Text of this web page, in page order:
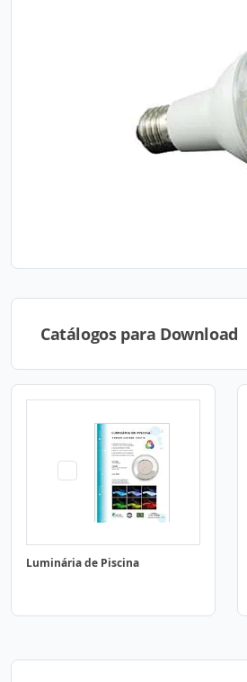
Catálogos para Download
Luminária de Piscina